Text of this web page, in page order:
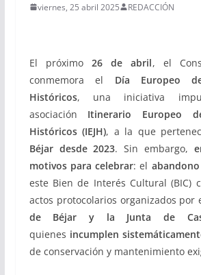
viernes, 25 abril 2025 REDACCIÓN
El próximo26 de abril, el
conmemora el Día Europeo
Históricos, una iniciativa
asociación Itinerario Europeo
Históricos (IEJH), a la que
Béjar desde 2023. Sin embargo,
motivos para celebrar: el
este Bien de Interés Cultural (BIC)
actos protocolarios organizados por
de Béjar y la Junta de
quienes incumplen
de conservación y mantenimiento